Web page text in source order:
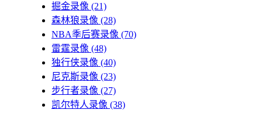
掘金录像 (21)
森林狼录像 (28)
NBA季后赛录像 (70)
雷霆录像 (48)
独行侠录像 (40)
尼克斯录像 (23)
步行者录像 (27)
凯尔特人录像 (38)